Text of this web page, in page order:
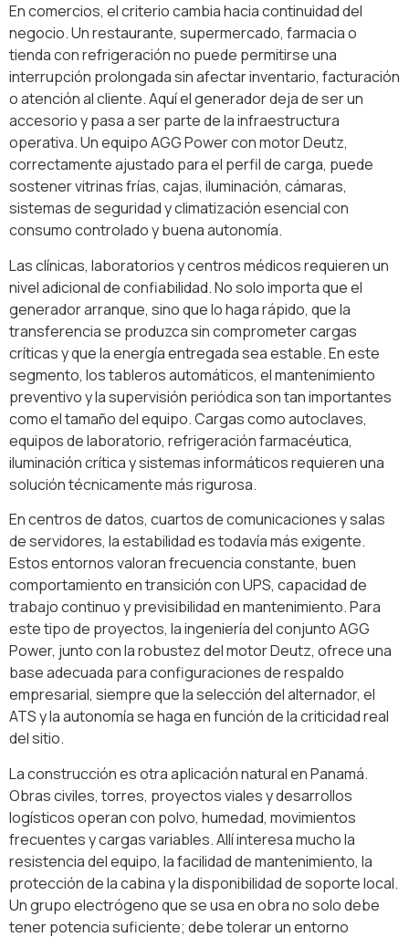
En comercios, el criterio cambia hacia continuidad del
negocio. Un restaurante, supermercado, farmacia o
tienda con refrigeración no puede permitirse una
interrupción prolongada sin afectar inventario, facturación
o atención al cliente. Aquí el generador deja de ser un
accesorio y pasa a ser parte de la infraestructura
operativa. Un equipo AGG Power con motor Deutz,
correctamente ajustado para el perfil de carga, puede
sostener vitrinas frías, cajas, iluminación, cámaras,
sistemas de seguridad y climatización esencial con
consumo controlado y buena autonomía.
Las clínicas, laboratorios y centros médicos requieren un
nivel adicional de confiabilidad. No solo importa que el
generador arranque, sino que lo haga rápido, que la
transferencia se produzca sin comprometer cargas
críticas y que la energía entregada sea estable. En este
segmento, los tableros automáticos, el mantenimiento
preventivo y la supervisión periódica son tan importantes
como el tamaño del equipo. Cargas como autoclaves,
equipos de laboratorio, refrigeración farmacéutica,
iluminación crítica y sistemas informáticos requieren una
solución técnicamente más rigurosa.
En centros de datos, cuartos de comunicaciones y salas
de servidores, la estabilidad es todavía más exigente.
Estos entornos valoran frecuencia constante, buen
comportamiento en transición con UPS, capacidad de
trabajo continuo y previsibilidad en mantenimiento. Para
este tipo de proyectos, la ingeniería del conjunto AGG
Power, junto con la robustez del motor Deutz, ofrece una
base adecuada para configuraciones de respaldo
empresarial, siempre que la selección del alternador, el
ATS y la autonomía se haga en función de la criticidad real
del sitio.
La construcción es otra aplicación natural en Panamá.
Obras civiles, torres, proyectos viales y desarrollos
logísticos operan con polvo, humedad, movimientos
frecuentes y cargas variables. Allí interesa mucho la
resistencia del equipo, la facilidad de mantenimiento, la
protección de la cabina y la disponibilidad de soporte local.
Un grupo electrógeno que se usa en obra no solo debe
tener potencia suficiente; debe tolerar un entorno